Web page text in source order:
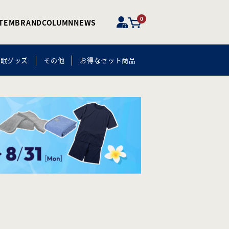
BRANDCOLUMNNEWS 0
グッズ その他 お得なセット商品